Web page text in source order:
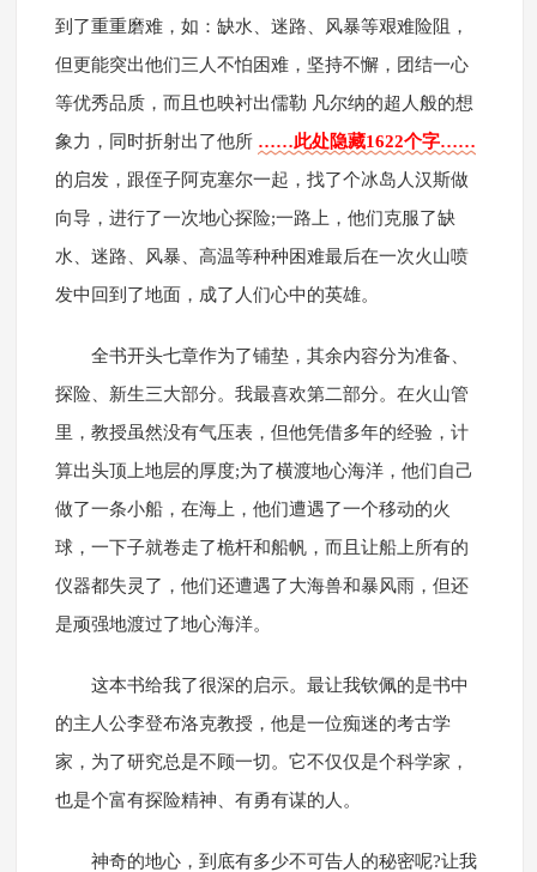
到了重重磨难，如：缺水、迷路、风暴等艰难险阻，
但更能突出他们三人不怕困难，坚持不懈，团结一心
等优秀品质，而且也映衬出儒勒 凡尔纳的超人般的想
象力，同时折射出了他所 ……此处隐藏1622个字……
的启发，跟侄子阿克塞尔一起，找了个冰岛人汉斯做
向导，进行了一次地心探险;一路上，他们克服了缺
水、迷路、风暴、高温等种种困难最后在一次火山喷
发中回到了地面，成了人们心中的英雄。
全书开头七章作为了铺垫，其余内容分为准备、
探险、新生三大部分。我最喜欢第二部分。在火山管
里，教授虽然没有气压表，但他凭借多年的经验，计
算出头顶上地层的厚度;为了横渡地心海洋，他们自己
做了一条小船，在海上，他们遭遇了一个移动的火
球，一下子就卷走了桅杆和船帆，而且让船上所有的
仪器都失灵了，他们还遭遇了大海兽和暴风雨，但还
是顽强地渡过了地心海洋。
这本书给我了很深的启示。最让我钦佩的是书中
的主人公李登布洛克教授，他是一位痴迷的考古学
家，为了研究总是不顾一切。它不仅仅是个科学家，
也是个富有探险精神、有勇有谋的人。
神奇的地心，到底有多少不可告人的秘密呢?让我